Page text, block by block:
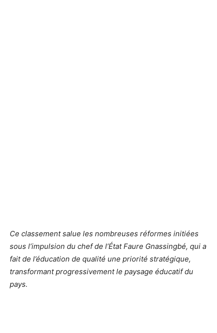
Ce classement salue les nombreuses réformes initiées
sous l’impulsion du chef de l’État Faure Gnassingbé, qui a
fait de l’éducation de qualité une priorité stratégique,
transformant progressivement le paysage éducatif du
pays.